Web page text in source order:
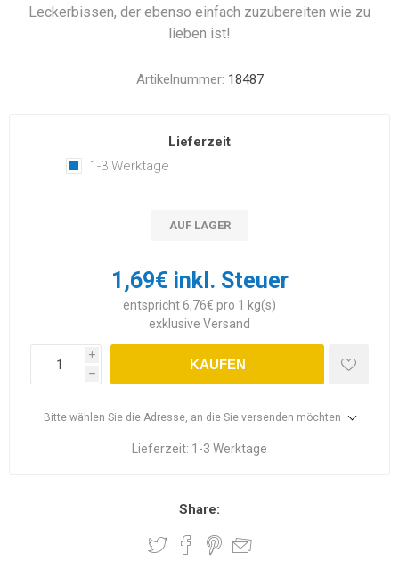
Leckerbissen, der ebenso einfach zuzubereiten wie zu
lieben ist!
Artikelnummer: 18487
Lieferzeit
1-3 Werktage
AUF LAGER
1,69€ inkl. Steuer
entspricht 6,76€ pro 1 kg(s)
exklusive Versand
i
h
KAUFEN
Bitte wählen Sie die Adresse, an die Sie versenden möchten
Lieferzeit: 1-3 Werktage
Share: